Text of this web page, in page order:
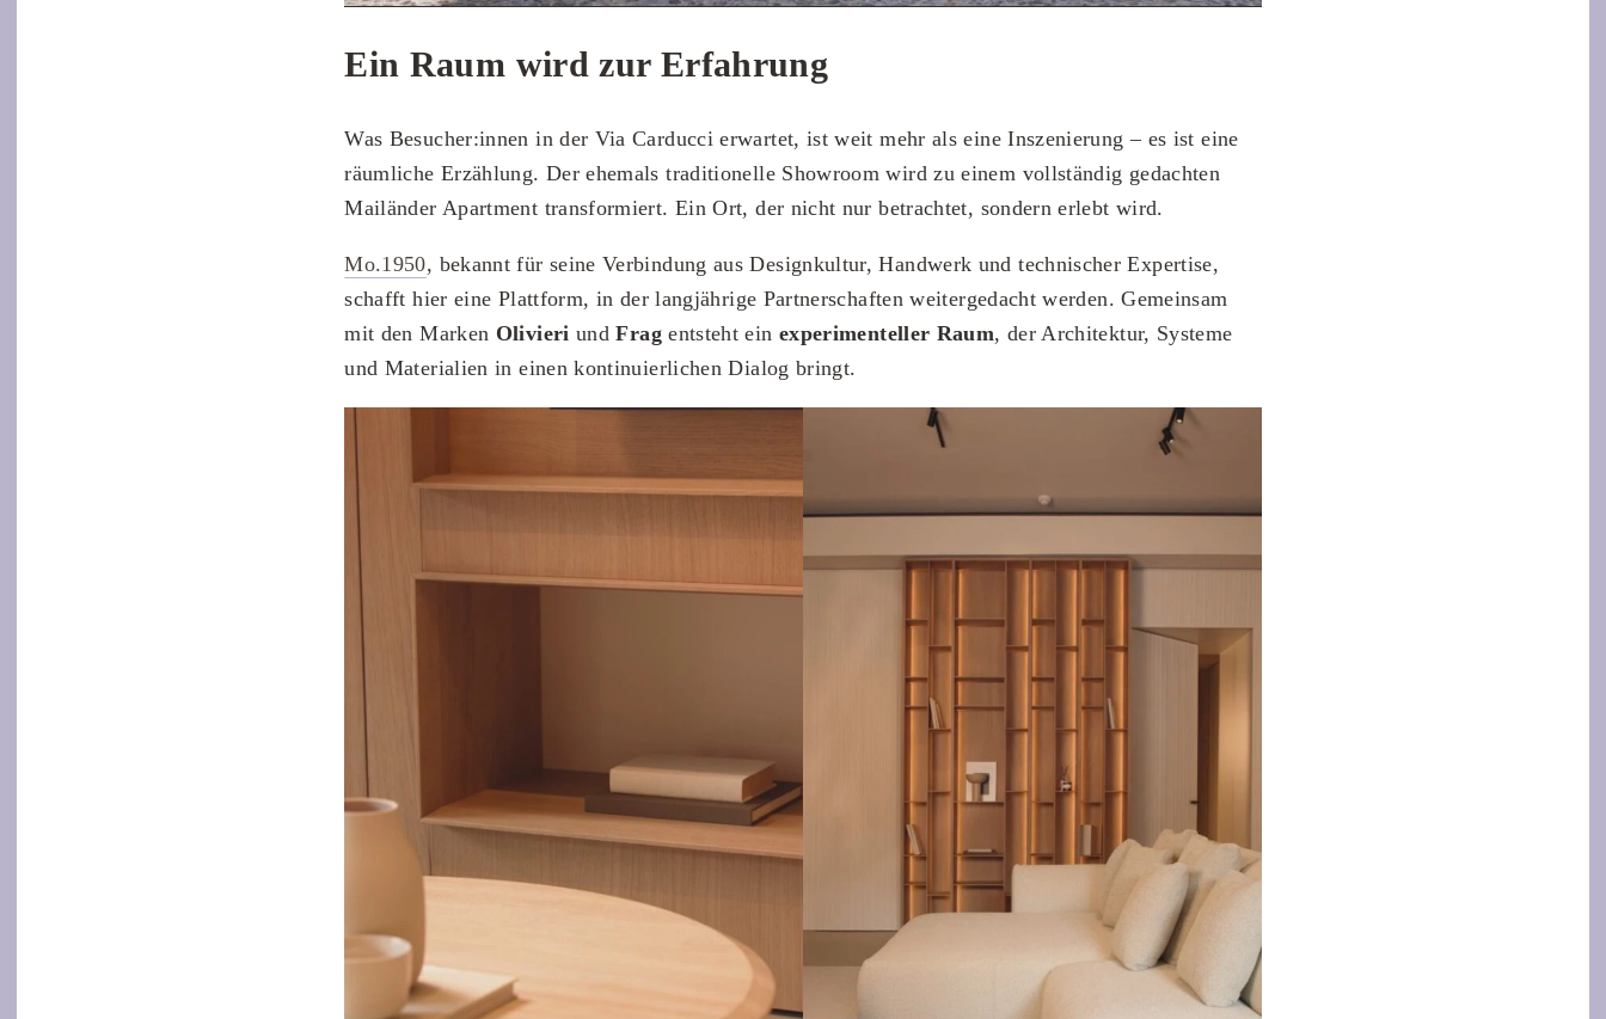
Ein Raum wird zur Erfahrung
Was Besucher:innen in der Via Carducci erwartet, ist weit mehr als eine Inszenierung – es ist eine
räumliche Erzählung. Der ehemals traditionelle Showroom wird zu einem vollständig gedachten
Mailänder Apartment transformiert. Ein Ort, der nicht nur betrachtet, sondern erlebt wird.
Mo.1950, bekannt für seine Verbindung aus Designkultur, Handwerk und technischer Expertise,
schafft hier eine Plattform, in der langjährige Partnerschaften weitergedacht werden. Gemeinsam
mit den Marken Olivieri undFragentsteht ein experimenteller Raum, der Architektur, Systeme
und Materialien in einen kontinuierlichen Dialog bringt.